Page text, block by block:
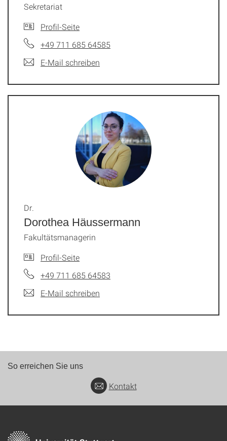
Sekretariat
Profil-Seite
+49 711 685 64585
E-Mail schreiben
Dorothea Häussermann
Dr.
Fakultätsmanagerin
Profil-Seite
+49 711 685 64583
E-Mail schreiben
So erreichen Sie uns
Kontakt